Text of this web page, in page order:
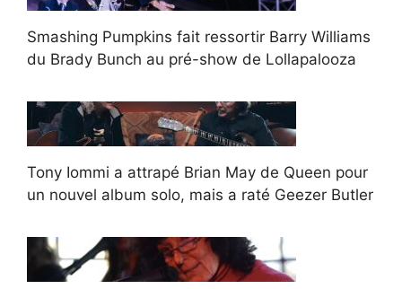
Smashing Pumpkins fait ressortir Barry Williams
du Brady Bunch au pré-show de Lollapalooza
Tony Iommi a attrapé Brian May de Queen pour
un nouvel album solo, mais a raté Geezer Butler